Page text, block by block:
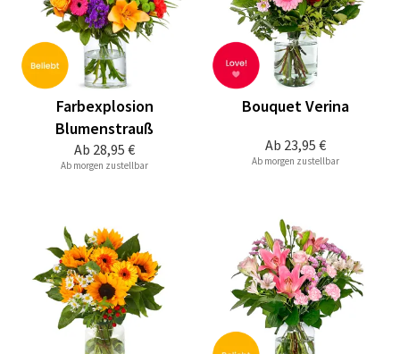
Ab 28,95 €
Farbexplosion
Blumenstrauß
Ab morgen zustellbar
Ab 23,95 €
Bouquet Verina
Ab morgen zustellbar